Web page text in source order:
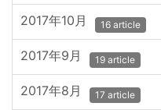
2017年10月 16 article
2017年9月 19 article
2017年8月 17 article